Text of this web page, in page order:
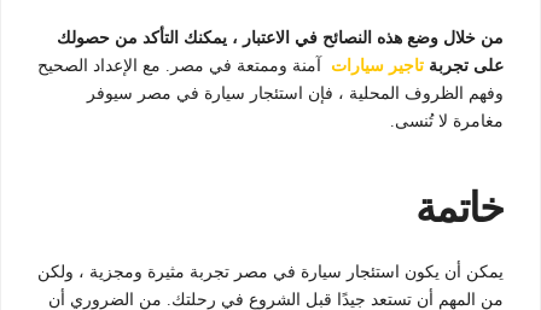
من خلال وضع هذه النصائح في الاعتبار ، يمكنك التأكد من حصولك
على تجربة تاجير سيارات آمنة وممتعة في مصر. مع الإعداد الصحيح
وفهم الظروف المحلية ، فإن استئجار سيارة في مصر سيوفر
مغامرة لا تُنسى.
خاتمة
يمكن أن يكون استئجار سيارة في مصر تجربة مثيرة ومجزية ، ولكن
من المهم أن تستعد جيدًا قبل الشروع في رحلتك. من الضروري أن